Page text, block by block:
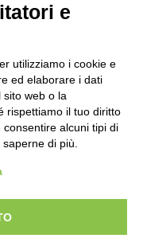
aggiornato su tutte le
i campi
e
utilizziamo i cookie e
ed elaborare i dati
sito web o la
rispettiamo il tuo diritto
alcuni tipi di
di più.